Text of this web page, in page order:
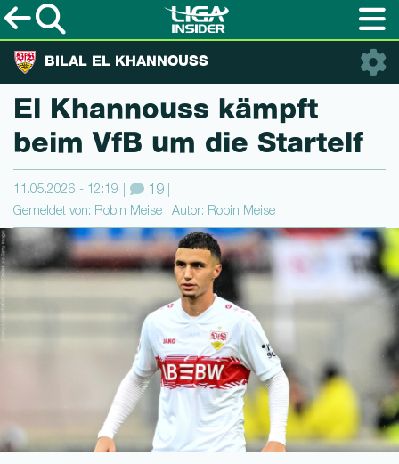
BILAL EL KHANNOUSS
El Khannouss kämpft
beim VfB um die Startelf
11.05.2026 - 12:19 19
Gemeldet von: Robin Meise | Autor: Robin Meise